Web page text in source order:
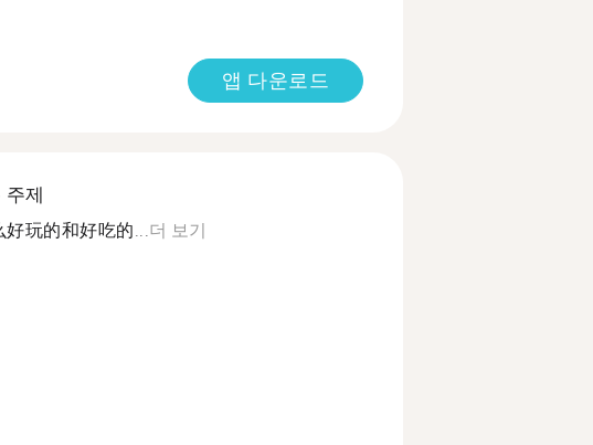
앱 다운로드
제
玩的和好吃的...더 보기